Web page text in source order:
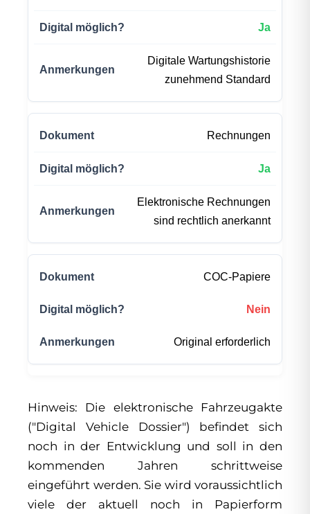
Ja
Digitale Wartungshistorie
zunehmend Standard
Rechnungen
Ja
Elektronische Rechnungen
sind rechtlich anerkannt
COC-Papiere
Nein
Original erforderlich
Hinweis: Die elektronische Fahrzeugakte
("Digital Vehicle Dossier") befindet sich
noch in der Entwicklung und soll in den
kommenden Jahren schrittweise
eingeführt werden. Sie wird voraussichtlich
viele der aktuell noch in Papierform